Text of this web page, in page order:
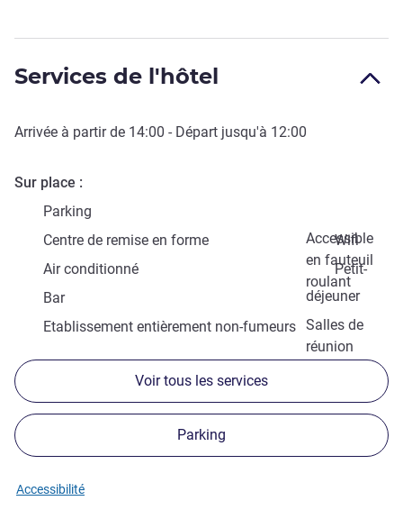
Services de l'hôtel
Arrivée à partir de 14:00 - Départ jusqu'à 12:00
Sur place
Parking
Accessible
en fauteuil
roulant
Centre de remise en forme
Wifi
Air conditionné
Petit-
déjeuner
Bar
Salles de
réunion
Etablissement entièrement non-fumeurs
Voir tous les services
Parking
Accessibilité